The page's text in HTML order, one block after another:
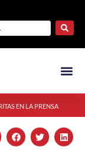
EN LA PRENSA